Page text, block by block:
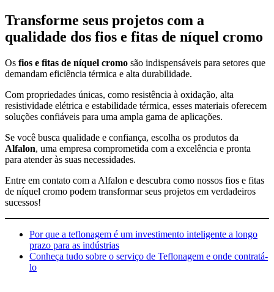
Transforme seus projetos com a
qualidade dos fios e fitas de níquel cromo
Os fios e fitas de níquel cromo são indispensáveis para setores que
demandam eficiência térmica e alta durabilidade.
Com propriedades únicas, como resistência à oxidação, alta
resistividade elétrica e estabilidade térmica, esses materiais oferecem
soluções confiáveis para uma ampla gama de aplicações.
Se você busca qualidade e confiança, escolha os produtos da
Alfalon, uma empresa comprometida com a excelência e pronta
para atender às suas necessidades.
Entre em contato com a Alfalon e descubra como nossos fios e fitas
de níquel cromo podem transformar seus projetos em verdadeiros
sucessos!
Por que a teflonagem é um investimento inteligente a longo
prazo para as indústrias
Conheça tudo sobre o serviço de Teflonagem e onde contratá-
lo